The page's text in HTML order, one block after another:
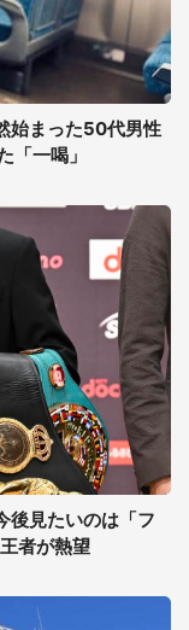
始まった50代男性
「一喝」
後見たいのは「フ
者が熱望